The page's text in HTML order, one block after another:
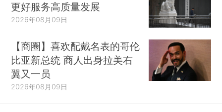
更好服务高质量发展
2026年08月09日
【商圈】喜欢配戴名表的哥伦
比亚新总统 商人出身拉美右
翼又一员
2026年08月09日